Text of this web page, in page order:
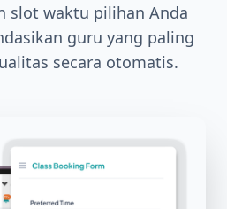
slot waktu pilihan Anda
guru yang paling
secara otomatis.